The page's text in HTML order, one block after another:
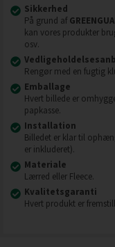
Sikkerhed
På grund af
kan vores produkter
osv.
Rengør med en fugtig
Emballage
Hvert billede er
papkasse.
Installation
Billedet er klar til
er inkluderet).
Materiale
Lærred eller Fleece.
Kvalitetsgaranti
Hvert produkt er